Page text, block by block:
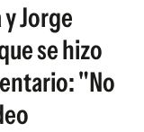
Jorge
se hizo
"No